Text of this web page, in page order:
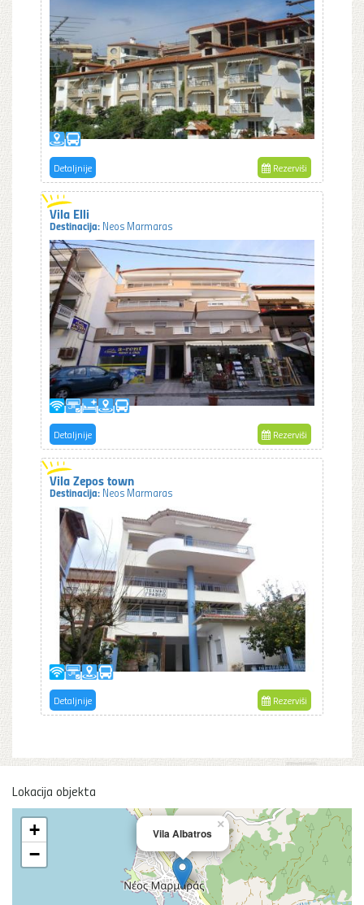
Detaljnije Rezerviši
Vila Elli
Destinacija: Neos Marmaras
Detaljnije Rezerviši
Vila Zepos town
Destinacija: Neos Marmaras
Detaljnije Rezerviši
Lokacija objekta
Vila Albatros
×
+
−